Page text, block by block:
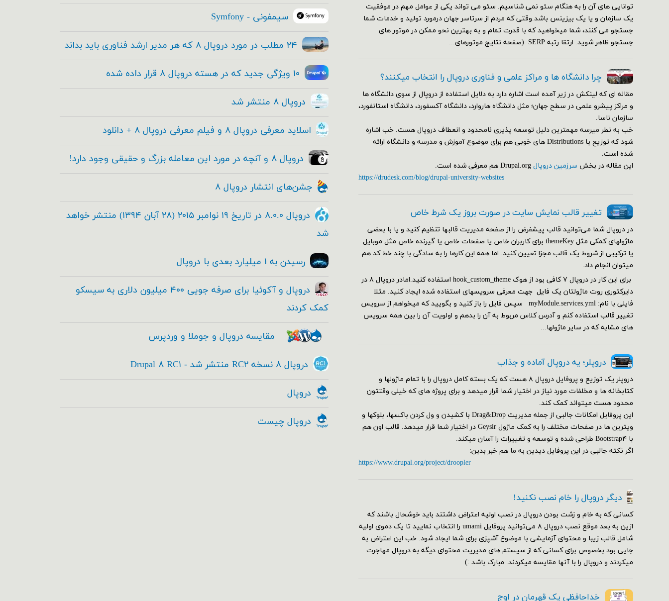
توانایی های آن را به هنگام سئو نمی شناسیم. سئو می تواند یکی از عوامل مهم در موفقیت
یک سازمان و یا یک بیزینس باشد.وقتی که مردم از سرتاسر جهان درمورد تولید و خدمات شما
جستجو می کنند، شما میخواهید که با قدرت تمام و به بهترین نحو ممکن در موتور های
جستجو ظاهر شوید. ارتقا رتبه SERP (صفحه نتایج موتورهای...
چرا دانشگاه ها و مراکز علمی و فناوری دروپال را انتخاب میکنند؟
مقاله ای که لینکش در زیر آمده است اشاره دارد به دلایل استفاده از دروپال از سوی دانشگاه ها
و مراکز پیشرو علمی در سطح جهان؛ مثل دانشگاه هاروارد، دانشگاه آکسفورد، دانشگاه استانفورد،
سازمان ناسا.
خب به نطر میرسه مهمترین دلیل توسعه پذیری نامحدود و انعطاف دروپال هست. خب اشاره
شود که توزیع یا Distributions های خوبی هم برای موضوع آموزش و مدرسه و دانشگاه ارائه
شده است.
این مقاله در بخش سرزمین دروپال
https://drudesk.com/blog/drupal-university-websites
تغییر قالب نمایش سایت در صورت بروز یک شرط خاص
در دروپال شما می‌توانید قالب پیشفرض را از صفحه مدیریت قالبها تنظیم کنید و یا با بعضی
ماژولهای کمکی مثل themeKey برای کاربران خاص یا صفحات خاص یا گیرنده خاص مثل موبایل
یا ترکیبی از شروط یک قالب مجزا تعیین کنید. اما همه این کارها را به سادگی با چند خط کد هم
می‎توان انجام داد.
برای این کار در دروپال ۷ کافی بود از هوک hook_custom_theme استفاده کنید.امادر دروپال ۸ در
دایرکتوری روت ماژولتان یک فایل جهت معرفی سرویسهای استفاده شده ایجاد کنید. مثلا
فایلی با نام: myModule.services.yml سپس فایل را باز کنید و بگویید که میخواهم از سرویس
تغییر قالب استفاده کنم و آدرس کلاس مربوط به آن را بدهم و اولویت آن را بین همه سرویس
های مشابه که در سایر ماژولها...
دروپلر؛ یه دروپال آماده و جذاب
دروپلر یک توزیع و پروفایل دروپال ۸ هست که یک بسته کامل دروپال را با تمام ماژولها و
کتابخانه ها و مخلفات مورد نیاز در اختیار شما قرار میدهد و برای پروژه های که خیلی وقتتون
محدود هست میتواند کمک کند.
این پروفایل امکانات جالبی از جمله مدیریت Drag&Drop با کشیدن و ول کردن باکسها، بلوکها و
ویترین ها در صفحات مختلف را به کمک ماژول Geysir در اختیار شما قرار میدهد. قالب اون هم
با Bootstrap۴ طراحی شده و توسعه و تغییرات را آسان میکند.
اگر نکته جالبی در این پروفایل دیدین به ما هم خبر بدین:
https://www.drupal.org/project/droopler
دیگر دروپال را خام نصب نکنید!
کسانی که به خام و زشت بودن دروپال در نصب اولیه اعتراض داشتند باید خوشحال باشند که
ازین به بعد موقع نصب دروپال ۸ می‌توانید پروفایل umami را انتخاب نمایید تا یک دموی اولیه
شامل قالب زیبا و محتوای آزمایشی با موضوع آشپزی برای شما ایجاد شود. خب این اعتراض به
جایی بود بخصوص برای کسانی که از سیستم های مدیریت محتوای دیگه به دروپال مهاجرت
میکردند و دروپال را با آنها مقایسه میکردند. مبارک باشد :)
خداحافظی یک قهرمان در اوج
سیمفونی - Symfony
۲۴ مطلب در مورد دروپال ۸ که هر مدیر ارشد فناوری باید بداند
۱۰ ویژگی جدید که در هسته دروپال ۸ قرار داده شده
دروپال ۸ منتشر شد
اسلاید معرفی دروپال ۸ و فیلم معرفی دروپال ۸ + دانلود
دروپال ۸ و آنچه در مورد این معامله بزرگ و حقیقی وجود دارد!
جشن‌های انتشار دروپال ۸
دروپال ۸.۰.۰ در تاریخ ۱۹ نوامبر ۲۰۱۵ (۲۸ آبان ۱۳۹۴) منتشر خواهد
شد
رسیدن به ۱ میلیارد بعدی با دروپال
دروپال و آکوئیا برای صرفه جویی ۴۰۰ میلیون دلاری به سیسکو
کمک کردند
مقایسه دروپال و جوملا و وردپرس
دروپال ۸ نسخه RC۲ منتشر شد - Drupal ۸ RC۱
دروپال
دروپال چیست